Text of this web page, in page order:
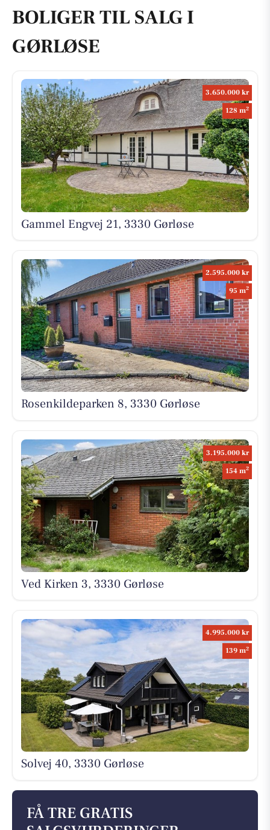
BOLIGER TIL SALG I
GØRLØSE
3.650.000 kr
128 m2
Gammel Engvej 21, 3330 Gørløse
2.595.000 kr
95 m2
Rosenkildeparken 8, 3330 Gørløse
3.195.000 kr
154 m2
Ved Kirken 3, 3330 Gørløse
4.995.000 kr
139 m2
Solvej 40, 3330 Gørløse
FÅ TRE GRATIS